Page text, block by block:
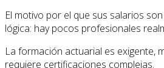
El motivo por el que sus salarios
lógica: hay pocos profesionales
La formación actuarial es exigente,
requiere certificaciones complejas.